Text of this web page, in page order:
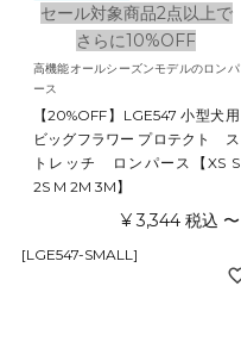
セール対象商品2点以上で
さらに10%OFF
高機能オールシーズンモデルのロンパ
ース
【20%OFF】LGE547 小型犬用
ビッグフラワー プロテクト ス
トレッチ ロンパース【XS S
2S M 2M 3M】
¥ 3,344 税込 〜
[LGE547-SMALL]